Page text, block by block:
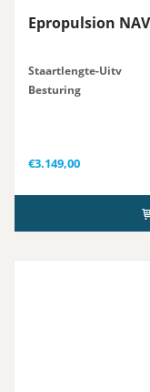
Epropulsion
Staartlengte-Uitv
Besturing
€3.149,00